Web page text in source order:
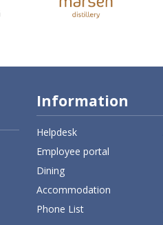
Information
Helpdesk
Employee portal
Dining
Accommodation
Phone List